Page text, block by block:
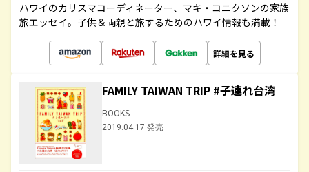
ハワイのカリスマコーディネーター、マキ・コニクソンの家族
旅エッセイ。子供＆両親と旅するためのハワイ情報も満載！
詳細を見る
FAMILY TAIWAN TRIP #子連れ台湾
BOOKS
2019.04.17 発売